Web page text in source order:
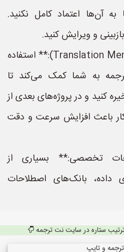
به آن‌ها اعتماد کامل نکنید.
و ویرایش کنید.
* **حافظه ترجمه (Translation Memory):** استفاده
به شما کمک می‌کند تا
کنید و در پروژه‌های بعدی از
باعث افزایش سرعت و دقت
تخصصی:** بسیاری از
داده، بانک‌های اصطلاحات
ستاره در سایت نت ترجمه
و تایپ